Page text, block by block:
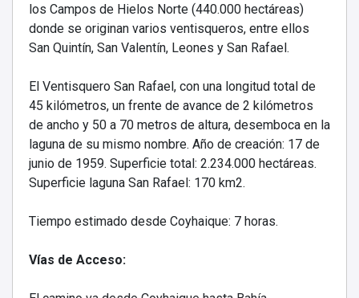
los Campos de Hielos Norte (440.000 hectáreas)
donde se originan varios ventisqueros, entre ellos
San Quintín, San Valentín, Leones y San Rafael.
El Ventisquero San Rafael, con una longitud total de
45 kilómetros, un frente de avance de 2 kilómetros
de ancho y 50 a 70 metros de altura, desemboca en la
laguna de su mismo nombre. Año de creación: 17 de
junio de 1959. Superficie total: 2.234.000 hectáreas.
Superficie laguna San Rafael: 170 km2.
Tiempo estimado desde Coyhaique: 7 horas.
Vías de Acceso: